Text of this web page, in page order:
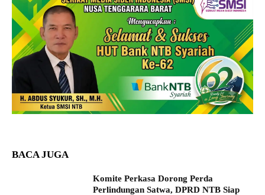
BACA JUGA
Komite Perkasa Dorong Perda
Perlindungan Satwa, DPRD NTB Siap